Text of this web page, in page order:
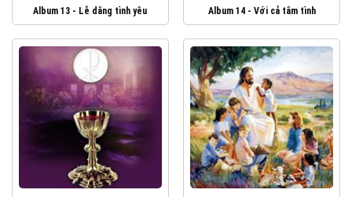
Album 13 - Lễ dâng tình yêu Album 14 - Với cả tâm tình